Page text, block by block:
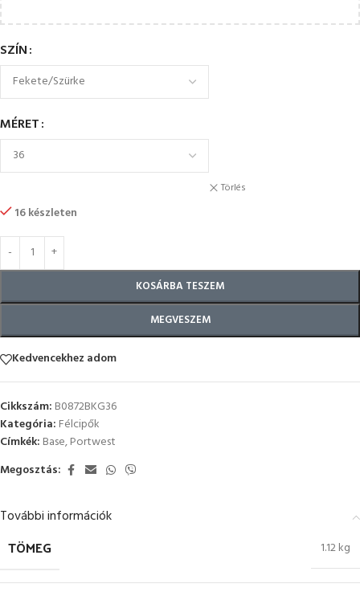
SZÍN
MÉRET
Törlés
16 készleten
KOSÁRBA TESZEM
MEGVESZEM
Kedvencekhez adom
Cikkszám: B0872BKG36
Kategória: Félcipők
Címkék: Base,Portwest
Megosztás:
További információk
TÖMEG 1.12 kg